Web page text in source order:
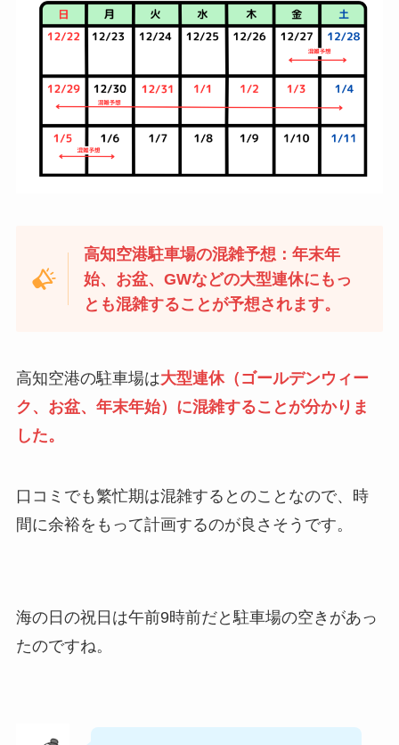
高知空港駐車場の混雑予想：年末年
始、お盆、GWなどの大型連休にもっ
とも混雑することが予想されます。
高知空港の駐車場は大型連休（ゴールデンウィー
ク、お盆、年末年始）に混雑することが分かりま
した。
口コミでも繁忙期は混雑するとのことなので、時
間に余裕をもって計画するのが良さそうです。
海の日の祝日は午前9時前だと駐車場の空きがあっ
たのですね。